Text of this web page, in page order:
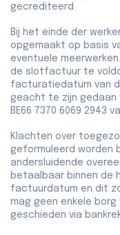
gecrediteerd.
Bij het einde der
opgemaakt op basis
eventuele
de slotfactuur te
facturatiedatum van
geacht te zijn gedaan
BE66 7370 6069 2943
Klachten over
geformuleerd worden
andersluidende
betaalbaar binnen de
factuurdatum en dit
mag geen enkele borg
geschieden via